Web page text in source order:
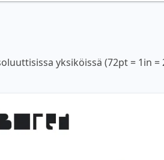
yksiköissä (72pt = 1in =